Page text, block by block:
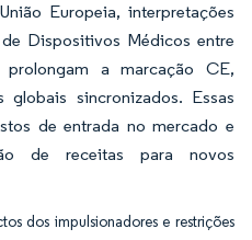
Europeia, interpretações
Dispositivos Médicos entre
a marcação CE,
globais sincronizados. Essas
de entrada no mercado e
de receitas para novos
dos impulsionadores e restrições